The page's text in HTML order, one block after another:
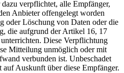
verpflichtet, alle Empfänger,
Anbieter offengelegt worden
oder Löschung von Daten oder die
die aufgrund der Artikel 16, 17
Diese Verpflichtung
Mitteilung unmöglich oder mit
verbunden ist. Unbeschadet
auf Auskunft über diese Empfänger.